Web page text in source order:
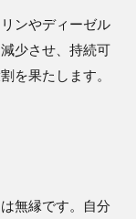
ンやディーゼル
少させ、持続可
を果たします。
無縁です。自分